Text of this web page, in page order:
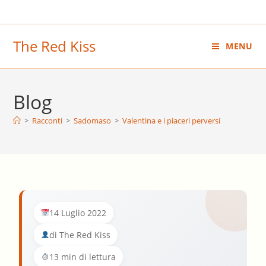
al
The Red Kiss MENU
Blog
> Racconti > Sadomaso > Valentina e i piaceri perversi
14 Luglio 2022
di The Red Kiss
13 min di lettura